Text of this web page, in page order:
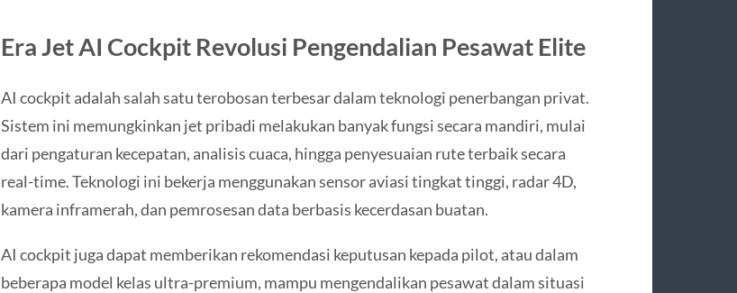
Era Jet AI Cockpit Revolusi Pengendalian Pesawat Elite
AI cockpit adalah salah satu terobosan terbesar dalam teknologi penerbangan privat.
Sistem ini memungkinkan jet pribadi melakukan banyak fungsi secara mandiri, mulai
dari pengaturan kecepatan, analisis cuaca, hingga penyesuaian rute terbaik secara
real-time. Teknologi ini bekerja menggunakan sensor aviasi tingkat tinggi, radar 4D,
kamera inframerah, dan pemrosesan data berbasis kecerdasan buatan.
AI cockpit juga dapat memberikan rekomendasi keputusan kepada pilot, atau dalam
beberapa model kelas ultra-premium, mampu mengendalikan pesawat dalam situasi